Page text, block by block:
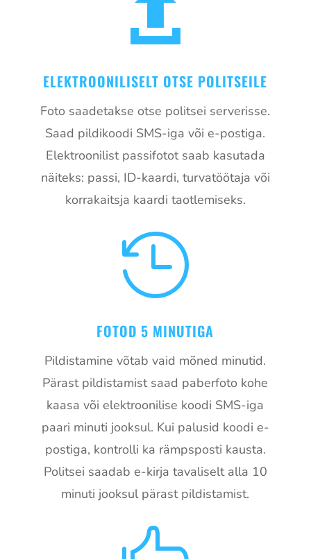

ELEKTROONILISELT OTSE POLITSEILE
Foto saadetakse otse politsei serverisse.
Saad pildikoodi SMS-iga või e-postiga.
Elektroonilist passifotot saab kasutada
näiteks: passi, ID-kaardi, turvatöötaja või
korrakaitsja kaardi taotlemiseks.

FOTOD 5 MINUTIGA
Pildistamine võtab vaid mõned minutid.
Pärast pildistamist saad paberfoto kohe
kaasa või elektroonilise koodi SMS-iga
paari minuti jooksul. Kui palusid koodi e-
postiga, kontrolli ka rämpsposti kausta.
Politsei saadab e-kirja tavaliselt alla 10
minuti jooksul pärast pildistamist.